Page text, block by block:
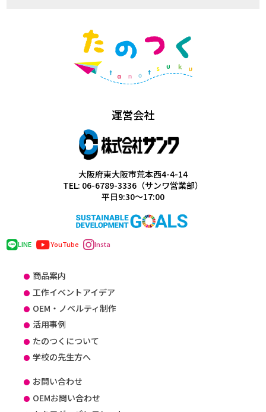
運営会社
大阪府東大阪市荒本西4-4-14
TEL: 06-6789-3336（サンワ営業部）
平日9:30～17:00
LINE YouTube Insta
商品案内
工作イベントアイデア
OEM・ノベルティ制作
活用事例
たのつくについて
学校の先生方へ
お問い合わせ
OEMお問い合わせ